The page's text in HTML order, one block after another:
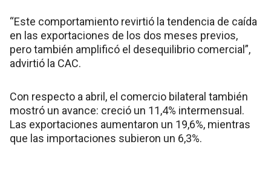
“Este comportamiento revirtió la tendencia de caída
en las exportaciones de los dos meses previos,
pero también amplificó el desequilibrio comercial”,
advirtió la CAC.
Con respecto a abril, el comercio bilateral también
mostró un avance: creció un 11,4% intermensual.
Las exportaciones aumentaron un 19,6%, mientras
que las importaciones subieron un 6,3%.